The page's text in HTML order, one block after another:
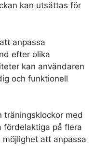
kan utsättas för
anpassa
efter olika
kan användaren
och funktionell
träningsklockor med
fördelaktiga på flera
att anpassa